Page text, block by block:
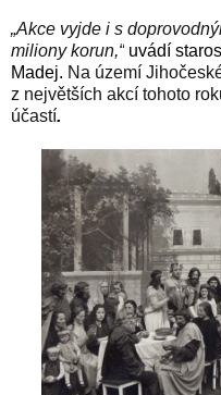
„Akce vyjde i s
miliony korun,“ uvádí
Madej. Na území
z největších akcí tohoto
účastí.